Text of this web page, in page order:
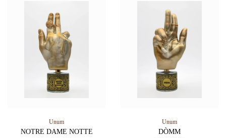
Unum
NOTRE DAME NOTTE
Unum
DÒMM